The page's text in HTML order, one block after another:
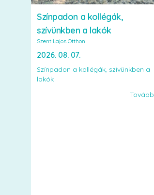
Színpadon a kollégák,
szívünkben a lakók
Szent Lajos Otthon
2026. 08. 07.
Színpadon a kollégák, szívünkben a
lakók
Tovább